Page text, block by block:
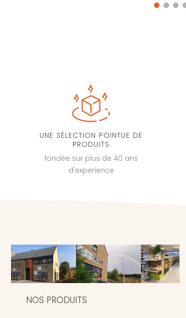
UNE SÉLECTION POINTUE DE
PRODUITS
fondée sur plus de 40 ans
d'experience
NOS PRODUITS